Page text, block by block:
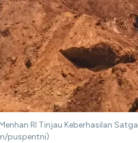
RI Tinjau Keberhasilan
puspentni)